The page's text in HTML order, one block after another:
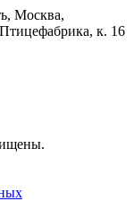
, Москва,
к. 16